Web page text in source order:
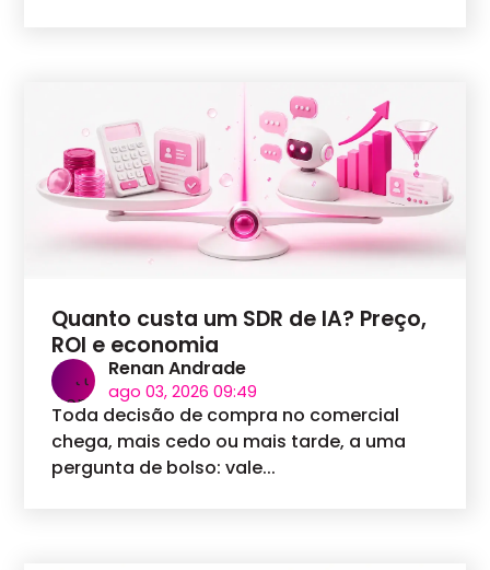
Quanto custa um SDR de IA? Preço,
ROI e economia
Renan Andrade
ago 03, 2026 09:49
Toda decisão de compra no comercial
chega, mais cedo ou mais tarde, a uma
pergunta de bolso: vale...